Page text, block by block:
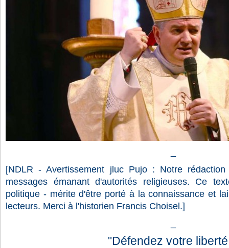
[NDLR - Avertissement jluc Pujo : Notre
messages émanant d'autorités religieuses. Ce
politique - mérite d'être porté à la connaissance et
lecteurs. Merci à l'historien Francis Choisel.]
"Défendez votre